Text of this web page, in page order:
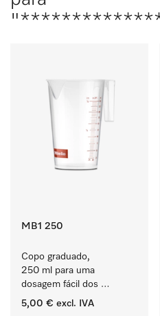
MB1 250
Copo graduado,
250 ml para uma
dosagem fácil dos
produtos ProCare.
5,00 € excl. IVA